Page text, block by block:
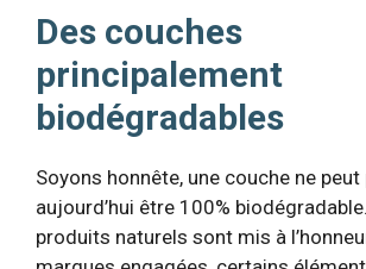
Des couches
principalement
biodégradables
Soyons honnête, une couche ne peut
aujourd’hui être 100%
produits naturels sont mis à